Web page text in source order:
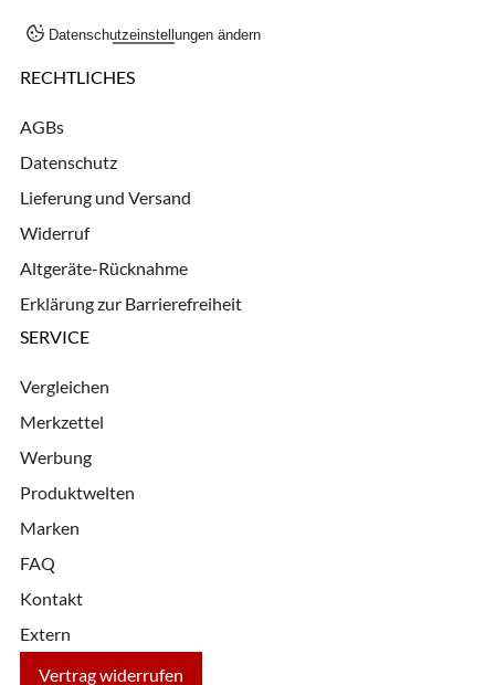
Datenschutzeinstellungen ändern
RECHTLICHES
AGBs
Datenschutz
Lieferung und Versand
Widerruf
Altgeräte-Rücknahme
Erklärung zur Barrierefreiheit
SERVICE
Vergleichen
Merkzettel
Werbung
Produktwelten
Marken
FAQ
Kontakt
Extern
Vertrag widerrufen